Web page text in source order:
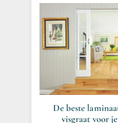
De beste
visgraat voor